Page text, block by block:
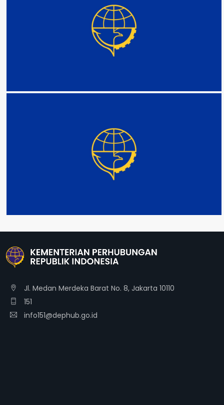
DETAIL
DETAIL
Jl. Medan Merdeka Barat No. 8, Jakarta 10110
151
info151@dephub.go.id